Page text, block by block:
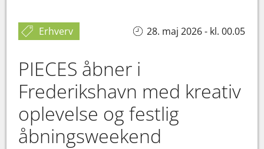
Erhverv 28. maj 2026 - kl. 00.05
PIECES åbner i
Frederikshavn med kreativ
oplevelse og festlig
åbningsweekend